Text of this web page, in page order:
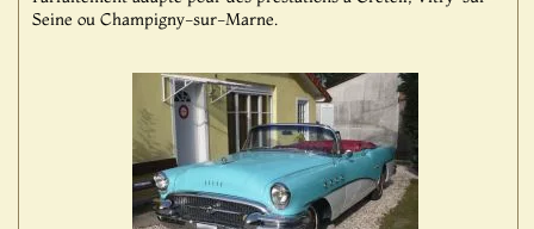
Seine ou Champigny-sur-Marne.